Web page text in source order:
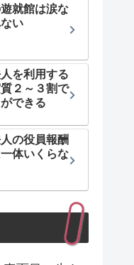
就館は涙な
い
を利用する
２～３割で
できる
の役員報酬
体いくらな